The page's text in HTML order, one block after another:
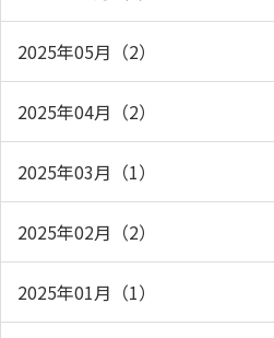
2025年05月（2）
2025年04月（2）
2025年03月（1）
2025年02月（2）
2025年01月（1）